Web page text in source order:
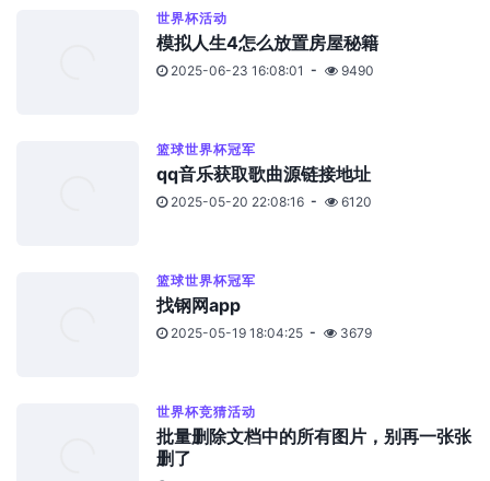
世界杯活动
模拟人生4怎么放置房屋秘籍
2025-06-23 16:08:01 9490
篮球世界杯冠军
qq音乐获取歌曲源链接地址
2025-05-20 22:08:16 6120
篮球世界杯冠军
找钢网app
2025-05-19 18:04:25 3679
世界杯竞猜活动
批量删除文档中的所有图片，别再一张张
删了